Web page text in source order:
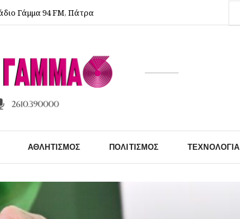
Γάμμα 94 FM, Πάτρα
ΑΘΛΗΤΙΣΜΌΣ ΠΟΛΙΤΙΣΜΌΣ ΤΕΧΝΟΛΟΓΊΑ